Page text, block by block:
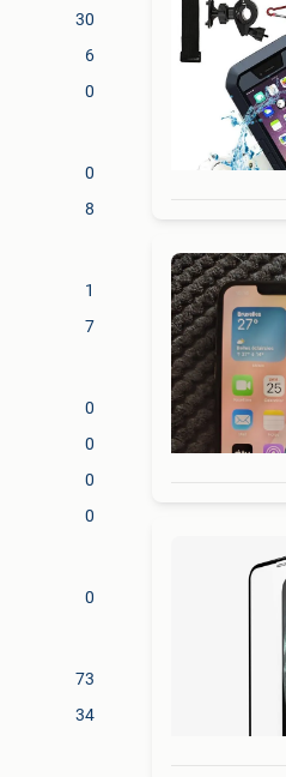
30
6
0
0
8
1
7
0
0
0
0
0
73
34